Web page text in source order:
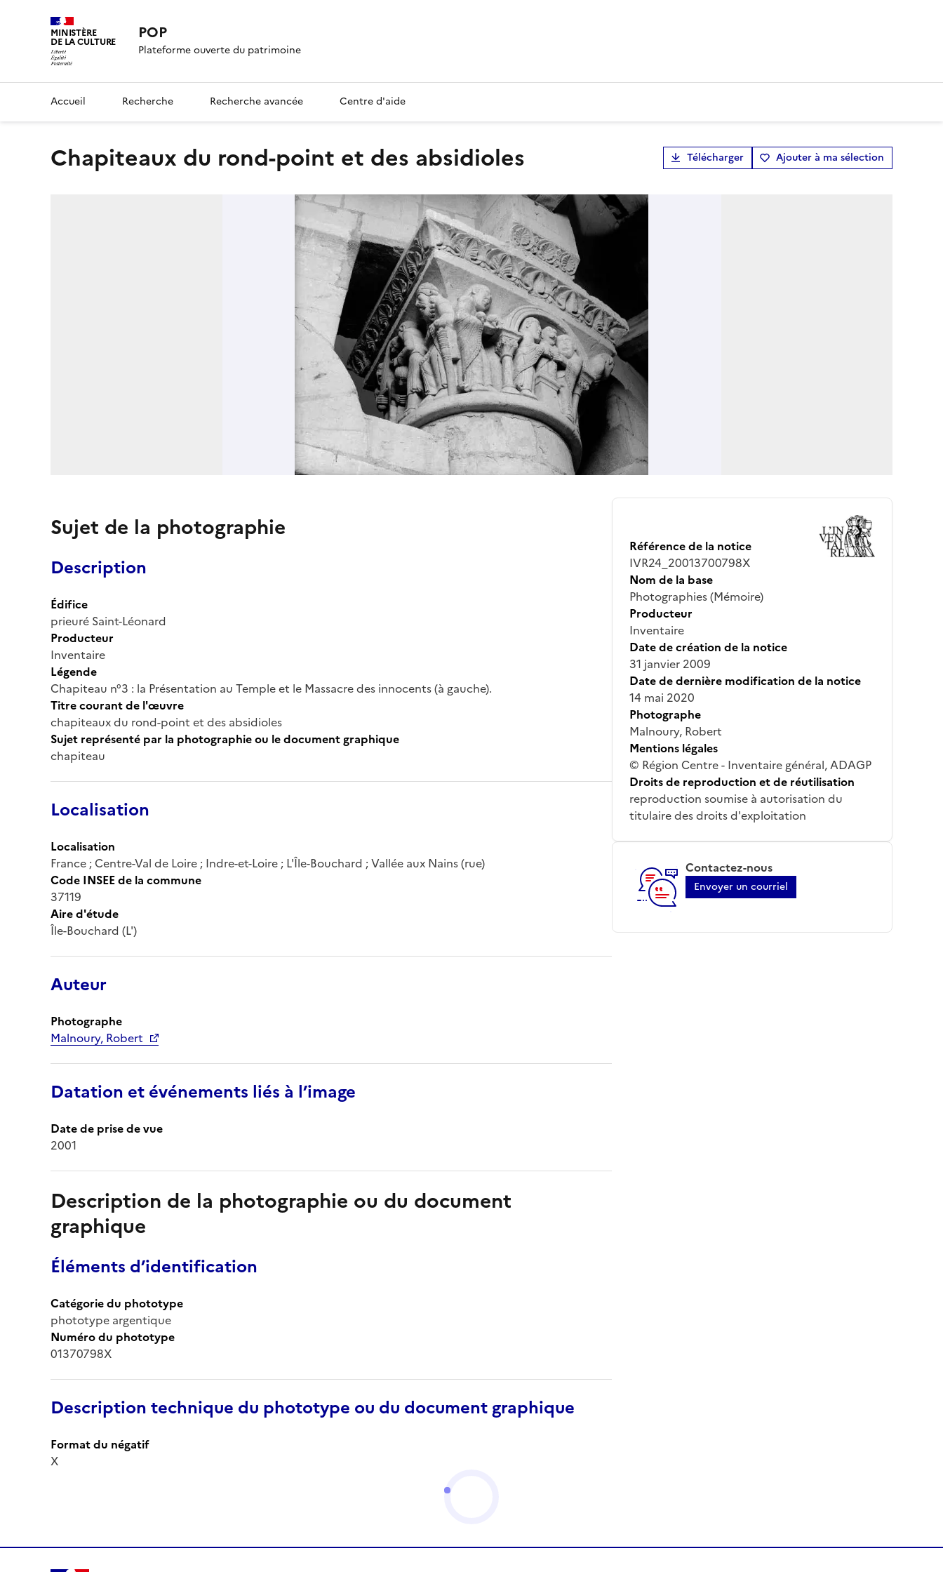
MINISTÈRE
DE LA CULTURE POP
Plateforme ouverte du patrimoine
Accueil Recherche Recherche avancée Centre d'aide
chapiteaux du rond-point et des absidioles Télécharger Ajouter à ma sélection
Sujet de la photographie
Description
Édifice
prieuré Saint-Léonard
Producteur
Inventaire
Légende
Chapiteau n°3 : la Présentation au Temple et le Massacre des innocents (à gauche).
Titre courant de l'œuvre
chapiteaux du rond-point et des absidioles
Sujet représenté par la photographie ou le document graphique
chapiteau
Localisation
Localisation
France ; Centre-Val de Loire ; Indre-et-Loire ; L'Île-Bouchard ; Vallée aux Nains (rue)
Code INSEE de la commune
37119
Aire d'étude
Île-Bouchard (L')
Auteur
Photographe
Malnoury, Robert
Datation et événements liés à l’image
Date de prise de vue
2001
Description de la photographie ou du document
graphique
Éléments d’identification
Catégorie du phototype
phototype argentique
Numéro du phototype
01370798X
Description technique du phototype ou du document graphique
Format du négatif
X
Référence de la notice
IVR24_20013700798X
Nom de la base
Photographies (Mémoire)
Producteur
Inventaire
Date de création de la notice
31 janvier 2009
Date de dernière modification de la notice
14 mai 2020
Photographe
Malnoury, Robert
Mentions légales
© Région Centre - Inventaire général, ADAGP
Droits de reproduction et de réutilisation
reproduction soumise à autorisation du
titulaire des droits d'exploitation
Contactez-nous
Envoyer un courriel